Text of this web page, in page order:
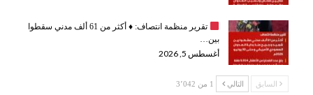
تقرير منظمة انتصاف: ♦️
أكثر من 61 ألف مدني سقطوا
بين…
أغسطس 5, 2026
السابق التالي 1 من 3٬042